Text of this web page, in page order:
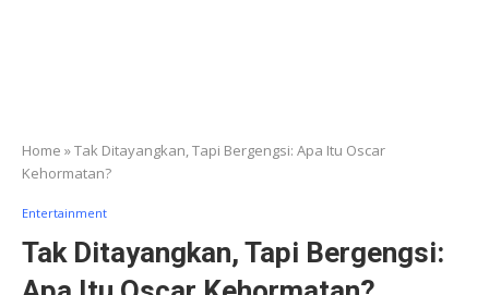
Home »Tak Ditayangkan, Tapi Bergengsi: Apa Itu Oscar
Kehormatan?
Entertainment
Tak Ditayangkan, Tapi Bergengsi: